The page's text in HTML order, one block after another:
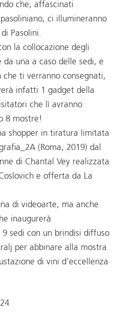
che, affascinati
ci illumineranno
Pasolini.
la collocazione degli
una a caso delle sedi, e
che ti verranno consegnati,
infatti 1 gadget della
che lì avranno
8 mostre!
shopper in tiratura limitata
(Roma, 2019) dal
di Chantal Vey realizzata
e offerta da La
di videoarte, ma anche
inaugurerà
sedi con un brindisi diffuso
per abbinare alla mostra
di vini d’eccellenza